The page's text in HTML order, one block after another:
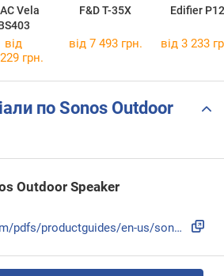
Vela
F&D T-35X Edifier P12
від
грн.
від 7 493 грн. від 3 233
по Sonos Outdoor
Outdoor Speaker
https://www.sonos.com/pdfs/productguides/en-us/sonos_outdoo...